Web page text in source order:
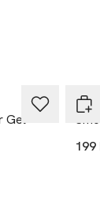
Gel